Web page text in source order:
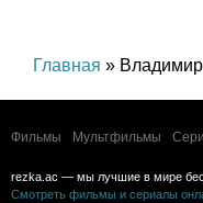
Главная »
Фильмы Мультфильмы
rezka.ac — мы лучшие в мире
Смотреть фильмы и сериалы